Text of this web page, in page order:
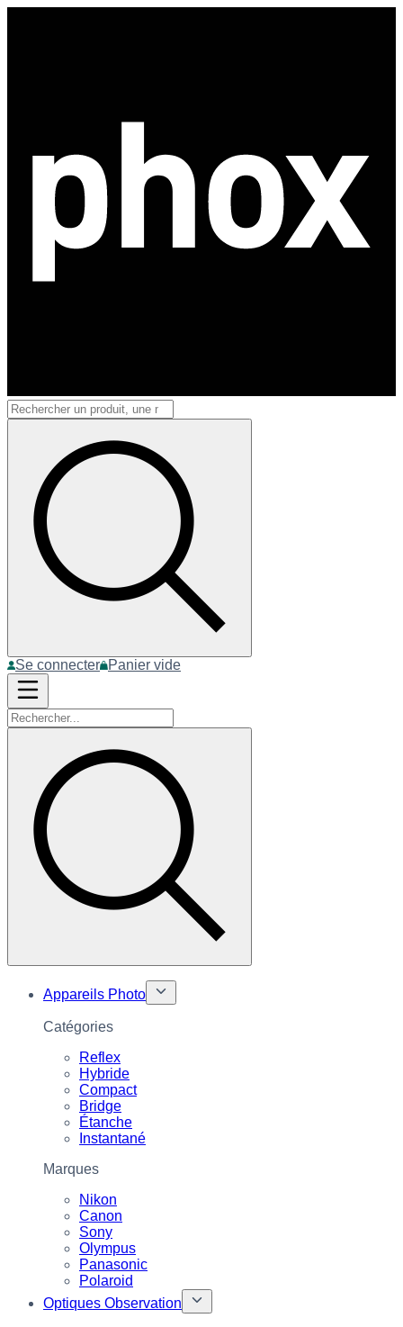
Se connecter Panier vide
Appareils Photo
Catégories
Reflex
Hybride
Compact
Bridge
Étanche
Instantané
Marques
Nikon
Canon
Sony
Olympus
Panasonic
Polaroid
Optiques Observation